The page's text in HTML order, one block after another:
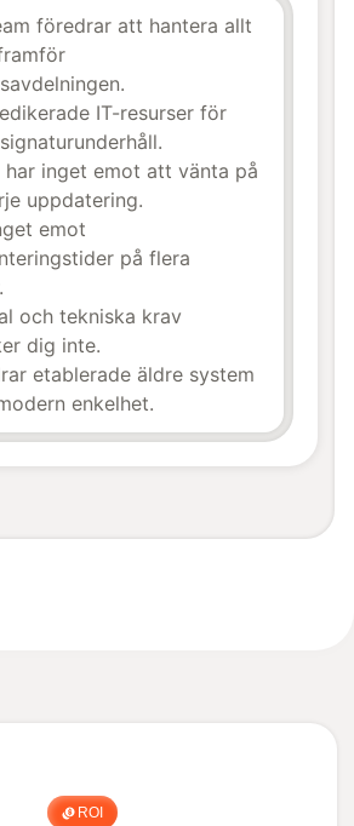
föredrar att hantera allt
IT-resurser för
har inget emot att vänta på
uppdatering.
emot
på flera
och tekniska krav
dig inte.
etablerade äldre system
enkelhet.
ROI